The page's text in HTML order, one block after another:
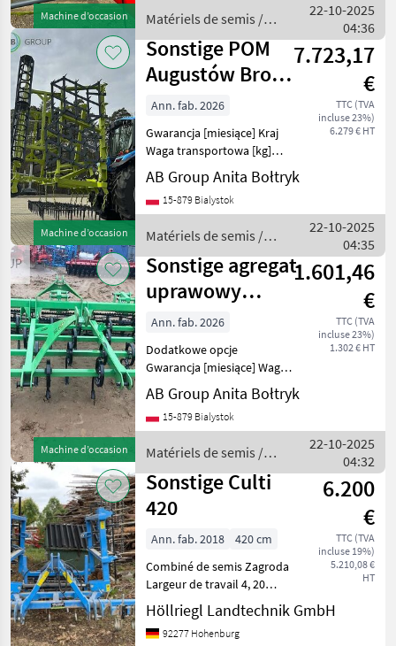
Machine d’occasion
może być umieszczona na
dowo
Matériels de semis /
Sonstige
22-10-2025
04:36
Machine d’occasion
Sonstige POM
Augustów Brona
zębowa
zawieszana POM
7-polo
7.723,17
€
TTC (TVA
incluse 23%)
6.279 € HT
Ann. fab. 2026
Gwarancja [miesiące] Kraj
Waga transportowa [kg]
Zapotrzebowanie mocy
[KM]: Brona zębowa w
wałem strunowym U 224/1
Głębokość uprawy max 150
AB Group Anita Bołtryk
15-879 Bialystok
Matériels de semis /
Sonstige
22-10-2025
04:35
Machine d’occasion
Sonstige agregat
uprawowy
Apollo AUA
28,2,8m
1.601,46
€
TTC (TVA
incluse 23%)
1.302 € HT
Ann. fab. 2026
Dodatkowe opcje
Gwarancja [miesiące] Waga
transportowa [kg]
Zapotrzebowanie mocy
[KM]: type Dziekan agregat
2, 8m - Szerokość robocza:
2, 8m
AB Group Anita Bołtryk
15-879 Bialystok
Matériels de semis /
Sonstige
22-10-2025
04:32
Sonstige Culti
420
6.200
€
TTC (TVA
incluse 19%)
5.210,08 €
HT
Ann. fab. 2018
420 cm
Combiné de semis Zagroda
Largeur de travail 4, 20
Année de construction 2018
Double vibreur Effaceur de
traces 1er jeu de socs Prix
Höllriegl Landtechnik GmbH
92277 Hohenburg